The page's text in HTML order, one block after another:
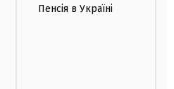
Пенсія в Україні